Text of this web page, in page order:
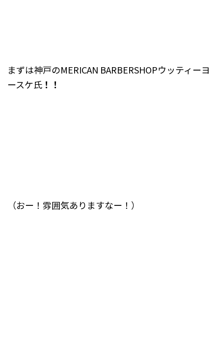
まずは神戸のMERICAN BARBERSHOPウッティーヨ
ースケ氏 ！！
（おー！雰囲気ありますなー！）